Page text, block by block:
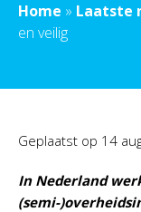
Home » Laatste
en veilig
Geplaatst op 14
In Nederland
(semi-